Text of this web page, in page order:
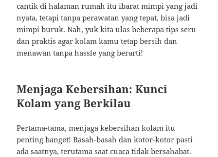
cantik di halaman rumah itu ibarat mimpi yang jadi
nyata, tetapi tanpa perawatan yang tepat, bisa jadi
mimpi buruk. Nah, yuk kita ulas beberapa tips seru
dan praktis agar kolam kamu tetap bersih dan
menawan tanpa hassle yang berarti!
Menjaga Kebersihan: Kunci
Kolam yang Berkilau
Pertama-tama, menjaga kebersihan kolam itu
penting banget! Basah-basah dan kotor-kotor pasti
ada saatnya, terutama saat cuaca tidak bersahabat.